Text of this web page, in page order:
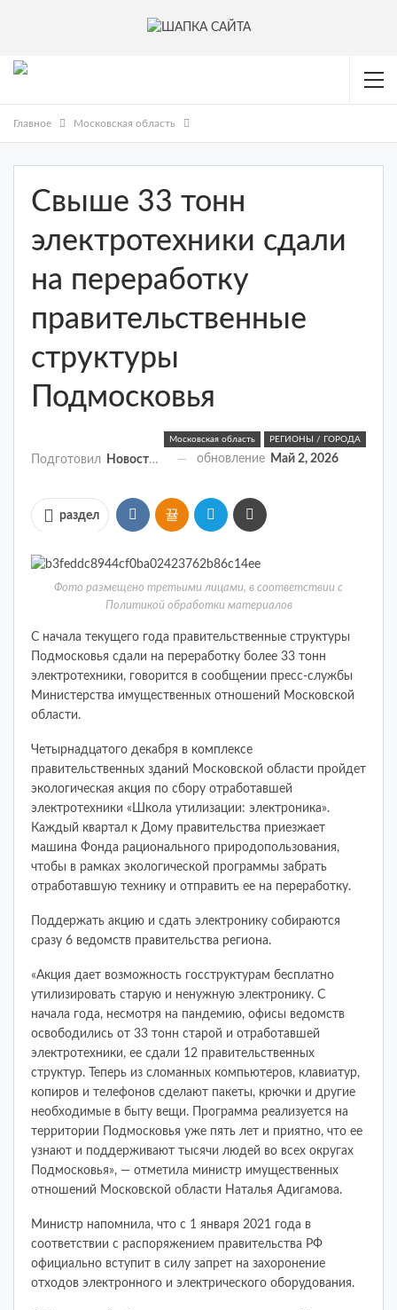
Главное Московская область
Свыше 33 тонн
электротехники сдали
на переработку
правительственные
структуры
Подмосковья
Московская область РЕГИОНЫ / ГОРОДА
Подготовил Новости России обновление Май 2, 2026
раздел
Фото размещено третьими лицами, в соответствии с
Политикой обработки материалов
С начала текущего года правительственные структуры
Подмосковья сдали на переработку более 33 тонн
электротехники, говорится в сообщении пресс-службы
Министерства имущественных отношений Московской
области.
Четырнадцатого декабря в комплексе
правительственных зданий Московской области пройдет
экологическая акция по сбору отработавшей
электротехники «Школа утилизации: электроника».
Каждый квартал к Дому правительства приезжает
машина Фонда рационального природопользования,
чтобы в рамках экологической программы забрать
отработавшую технику и отправить ее на переработку.
Поддержать акцию и сдать электронику собираются
сразу 6 ведомств правительства региона.
«Акция дает возможность госструктурам бесплатно
утилизировать старую и ненужную электронику. С
начала года, несмотря на пандемию, офисы ведомств
освободились от 33 тонн старой и отработавшей
электротехники, ее сдали 12 правительственных
структур. Теперь из сломанных компьютеров, клавиатур,
копиров и телефонов сделают пакеты, крючки и другие
необходимые в быту вещи. Программа реализуется на
территории Подмосковья уже пять лет и приятно, что ее
узнают и поддерживают тысячи людей во всех округах
Подмосковья», — отметила министр имущественных
отношений Московской области Наталья Адигамова.
Министр напомнила, что с 1 января 2021 года в
соответствии с распоряжением правительства РФ
официально вступит в силу запрет на захоронение
отходов электронного и электрического оборудования.